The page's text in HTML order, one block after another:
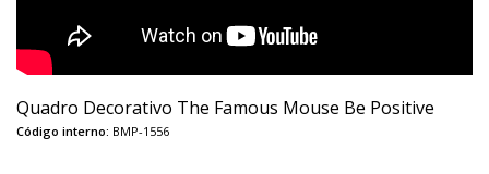
Quadro Decorativo The Famous Mouse Be Positive
Código interno: BMP-1556